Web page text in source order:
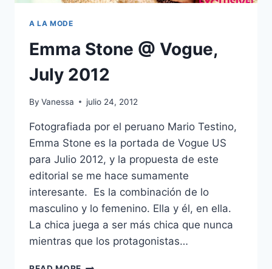
A LA MODE
Emma Stone @ Vogue,
July 2012
By Vanessa julio 24, 2012
Fotografiada por el peruano Mario Testino,
Emma Stone es la portada de Vogue US
para Julio 2012, y la propuesta de este
editorial se me hace sumamente
interesante. Es la combinación de lo
masculino y lo femenino. Ella y él, en ella.
La chica juega a ser más chica que nunca
mientras que los protagonistas…
EMMA